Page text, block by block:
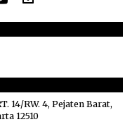
14/RW. 4, Pejaten Barat,
12510